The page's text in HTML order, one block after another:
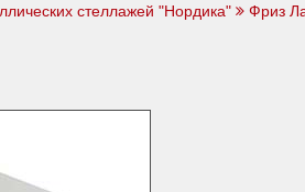
стеллажей "Нордика" Фриз